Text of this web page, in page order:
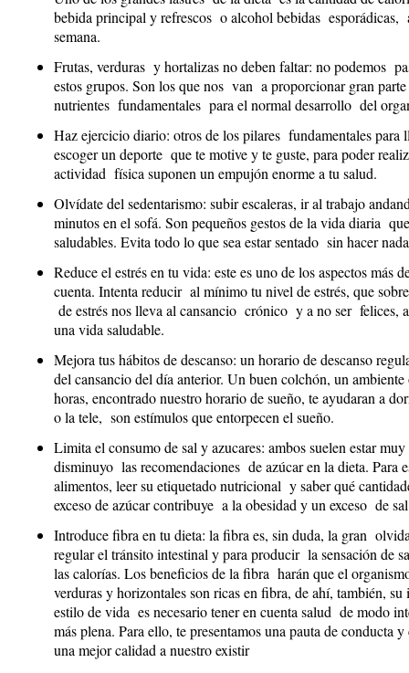
bebida principal y refrescos o alcohol bebidas
semana.
Frutas, verduras y hortalizas no deben faltar: no podemos
estos grupos. Son los que nos van a proporcionar gran
nutrientes fundamentales para el normal desarrollo del
Haz ejercicio diario: otros de los pilares fundamentales
escoger un deporte que te motive y te guste, para poder
actividad física suponen un empujón enorme a tu salud.
Olvídate del sedentarismo: subir escaleras, ir al trabajo
minutos en el sofá. Son pequeños gestos de la vida diaria
saludables. Evita todo lo que sea estar sentado sin hacer
Reduce el estrés en tu vida: este es uno de los aspectos más
cuenta. Intenta reducir al mínimo tu nivel de estrés, que
de estrés nos lleva al cansancio crónico y a no ser
una vida saludable.
Mejora tus hábitos de descanso: un horario de descanso
del cansancio del día anterior. Un buen colchón, un
horas, encontrado nuestro horario de sueño, te ayudaran a
o la tele, son estímulos que entorpecen el sueño.
Limita el consumo de sal y azucares: ambos suelen estar
disminuyo las recomendaciones de azúcar en la dieta. Para
alimentos, leer su etiquetado nutricional y saber qué
exceso de azúcar contribuye a la obesidad y un exceso de
Introduce fibra en tu dieta: la fibra es, sin duda, la gran
regular el tránsito intestinal y para producir la sensación de
las calorías. Los beneficios de la fibra harán que el
verduras y horizontales son ricas en fibra, de ahí, también,
estilo de vida es necesario tener en cuenta salud de modo
más plena. Para ello, te presentamos una pauta de conducta
una mejor calidad a nuestro existir